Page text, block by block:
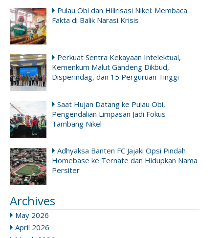
Pulau Obi dan Hilirisasi Nikel: Membaca
Fakta di Balik Narasi Krisis
Perkuat Sentra Kekayaan Intelektual,
Kemenkum Malut Gandeng Dikbud,
Disperindag, dan 15 Perguruan Tinggi
Saat Hujan Datang ke Pulau Obi,
Pengendalian Limpasan Jadi Fokus
Tambang Nikel
Adhyaksa Banten FC Jajaki Opsi Pindah
Homebase ke Ternate dan Hidupkan Nama
Persiter
Archives
May 2026
April 2026